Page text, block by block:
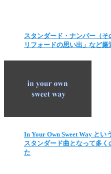
スタンダード・ナンバー（
リフォードの思い出」など厳
In Your Own Sweet Way と
スタンダード曲となって多
た